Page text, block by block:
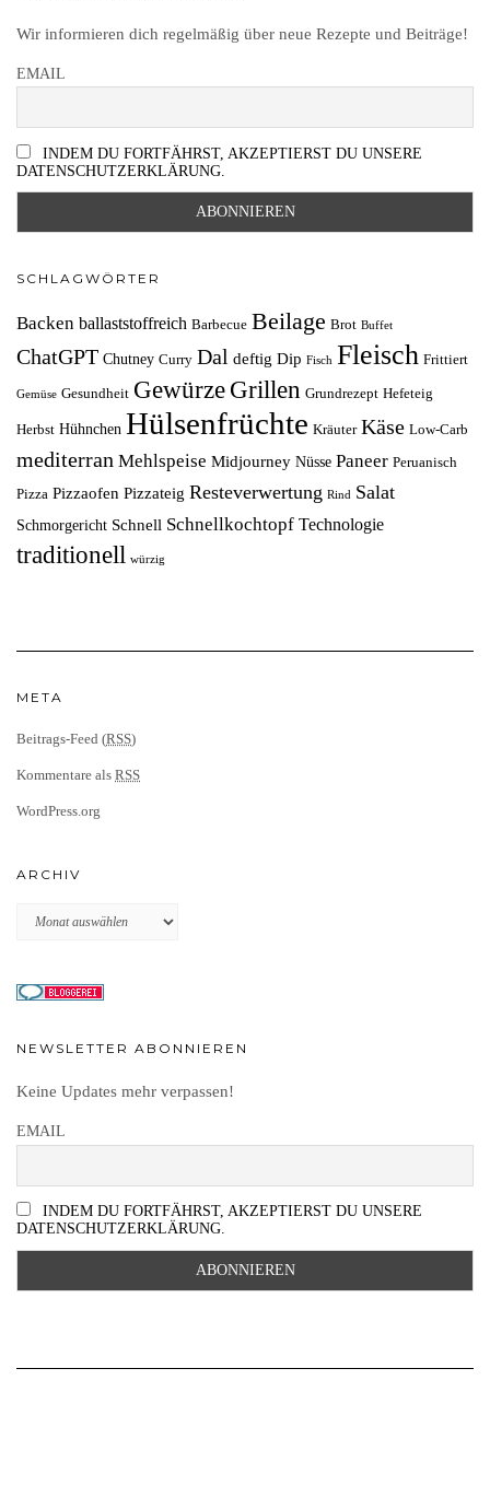
Wir informieren dich regelmäßig über neue Rezepte und Beiträge!
EMAIL
INDEM DU FORTFÄHRST, AKZEPTIERST DU UNSERE
DATENSCHUTZERKLÄRUNG.
SCHLAGWÖRTER
Backen ballaststoffreich Barbecue Beilage Brot Buffet
ChatGPT Chutney Curry Dal deftig Dip Fisch Fleisch Frittiert
Gemüse Gesundheit Gewürze Grillen Grundrezept Hefeteig
Herbst Hühnchen Hülsenfrüchte Kräuter Käse Low-Carb
mediterran Mehlspeise Midjourney Nüsse Paneer Peruanisch
Pizza Pizzaofen Pizzateig Resteverwertung Rind Salat
Schmorgericht Schnell Schnellkochtopf Technologie
traditionell würzig
META
Beitrags-Feed (RSS)
Kommentare als RSS
WordPress.org
ARCHIV
Archiv
NEWSLETTER ABONNIEREN
Keine Updates mehr verpassen!
EMAIL
INDEM DU FORTFÄHRST, AKZEPTIERST DU UNSERE
DATENSCHUTZERKLÄRUNG.